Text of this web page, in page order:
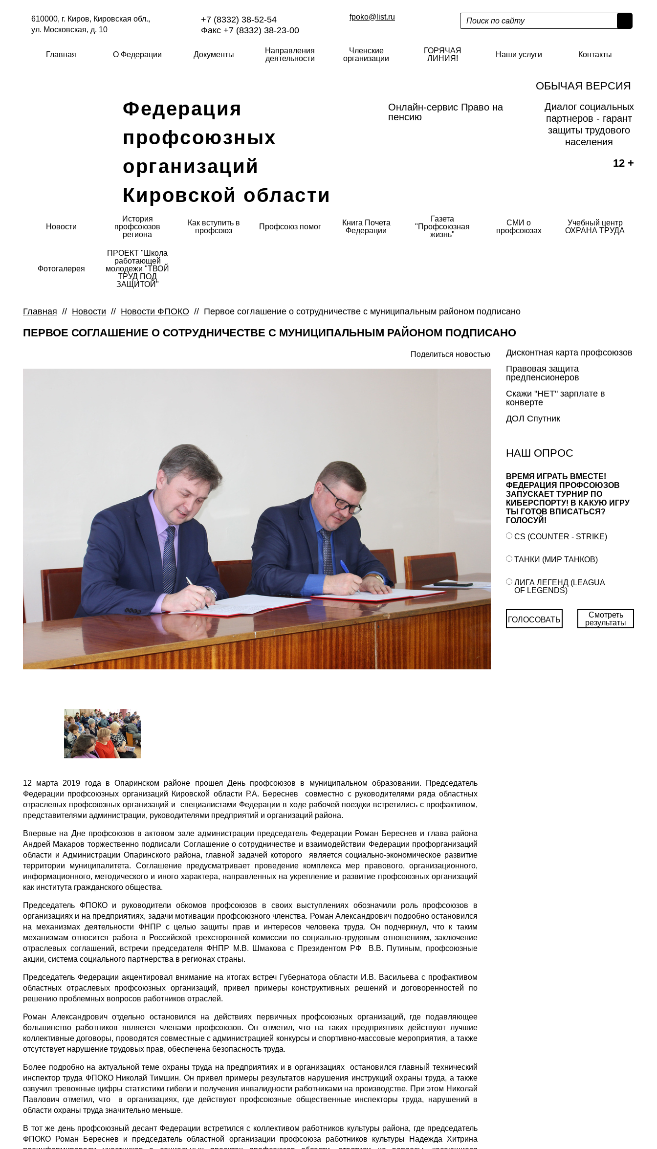
610000, г. Киров, Кировская обл.,
ул. Московская, д. 10
+7 (8332) 38-52-54
Факс +7 (8332) 38-23-00
fpoko@list.ru
Главная О Федерации Документы
Направления
деятельности
Членские
организации
ГОРЯЧАЯ
ЛИНИЯ!
Наши услуги Контакты
ОБЫЧАЯ ВЕРСИЯ
Федерация
профсоюзных
организаций
Кировской области
Онлайн-сервис Право на
пенсию
Диалог социальных
партнеров - гарант
защиты трудового
населения
12 +
Новости
История
профсоюзов
региона
Как вступить в
профсоюз
Профсоюз помог
Книга Почета
Федерации
Газета
"Профсоюзная
жизнь"
СМИ о
профсоюзах
Учебный центр
ОХРАНА ТРУДА
Фотогалерея
ПРОЕКТ "Школа
работающей
молодежи "ТВОЙ
ТРУД ПОД
ЗАЩИТОЙ"
Главная // Новости // Новости ФПОКО // Первое соглашение о сотрудничестве с муниципальным районом подписано
ПЕРВОЕ СОГЛАШЕНИЕ О СОТРУДНИЧЕСТВЕ С МУНИЦИПАЛЬНЫМ РАЙОНОМ ПОДПИСАНО
Поделиться новостью
12 марта 2019 года в Опаринском районе прошел День профсоюзов в муниципальном образовании. Председатель
Федерации профсоюзных организаций Кировской области Р.А. Береснев совместно с руководителями ряда областных
отраслевых профсоюзных организаций и специалистами Федерации в ходе рабочей поездки встретились с профактивом,
представителями администрации, руководителями предприятий и организаций района.
Впервые на Дне профсоюзов в актовом зале администрации председатель Федерации Роман Береснев и глава района
Андрей Макаров торжественно подписали Соглашение о сотрудничестве и взаимодействии Федерации профорганизаций
области и Администрации Опаринского района, главной задачей которого является социально-экономическое развитие
территории муниципалитета. Соглашение предусматривает проведение комплекса мер правового, организационного,
информационного, методического и иного характера, направленных на укрепление и развитие профсоюзных организаций
как института гражданского общества.
Председатель ФПОКО и руководители обкомов профсоюзов в своих выступлениях обозначили роль профсоюзов в
организациях и на предприятиях, задачи мотивации профсоюзного членства. Роман Александрович подробно остановился
на механизмах деятельности ФНПР с целью защиты прав и интересов человека труда. Он подчеркнул, что к таким
механизмам относится работа в Российской трехсторонней комиссии по социально-трудовым отношениям, заключение
отраслевых соглашений, встречи председателя ФНПР М.В. Шмакова с Президентом РФ В.В. Путиным, профсоюзные
акции, система социального партнерства в регионах страны.
Председатель Федерации акцентировал внимание на итогах встреч Губернатора области И.В. Васильева с профактивом
областных отраслевых профсоюзных организаций, привел примеры конструктивных решений и договоренностей по
решению проблемных вопросов работников отраслей.
Роман Александрович отдельно остановился на действиях первичных профсоюзных организаций, где подавляющее
большинство работников является членами профсоюзов. Он отметил, что на таких предприятиях действуют лучшие
коллективные договоры, проводятся совместные с администрацией конкурсы и спортивно-массовые мероприятия, а также
отсутствует нарушение трудовых прав, обеспечена безопасность труда.
Более подробно на актуальной теме охраны труда на предприятиях и в организациях остановился главный технический
инспектор труда ФПОКО Николай Тимшин. Он привел примеры результатов нарушения инструкций охраны труда, а также
озвучил тревожные цифры статистики гибели и получения инвалидности работниками на производстве. При этом Николай
Павлович отметил, что в организациях, где действуют профсоюзные общественные инспекторы труда, нарушений в
области охраны труда значительно меньше.
В тот же день профсоюзный десант Федерации встретился с коллективом работников культуры района, где председатель
ФПОКО Роман Береснев и председатель областной организации профсоюза работников культуры Надежда Хитрина
Дисконтная карта профсоюзов
Правовая защита
предпенсионеров
Скажи "НЕТ" зарплате в
конверте
ДОЛ Спутник
НАШ ОПРОС
ВРЕМЯ ИГРАТЬ ВМЕСТЕ!
ФЕДЕРАЦИЯ ПРОФСОЮЗОВ
ЗАПУСКАЕТ ТУРНИР ПО
КИБЕРСПОРТУ! В КАКУЮ ИГРУ
ТЫ ГОТОВ ВПИСАТЬСЯ?
ГОЛОСУЙ!
CS (COUNTER - STRIKE)
ТАНКИ (МИР ТАНКОВ)
ЛИГА ЛЕГЕНД (LEAGUA
OF LEGENDS)
ГОЛОСОВАТЬ
Смотреть
результаты